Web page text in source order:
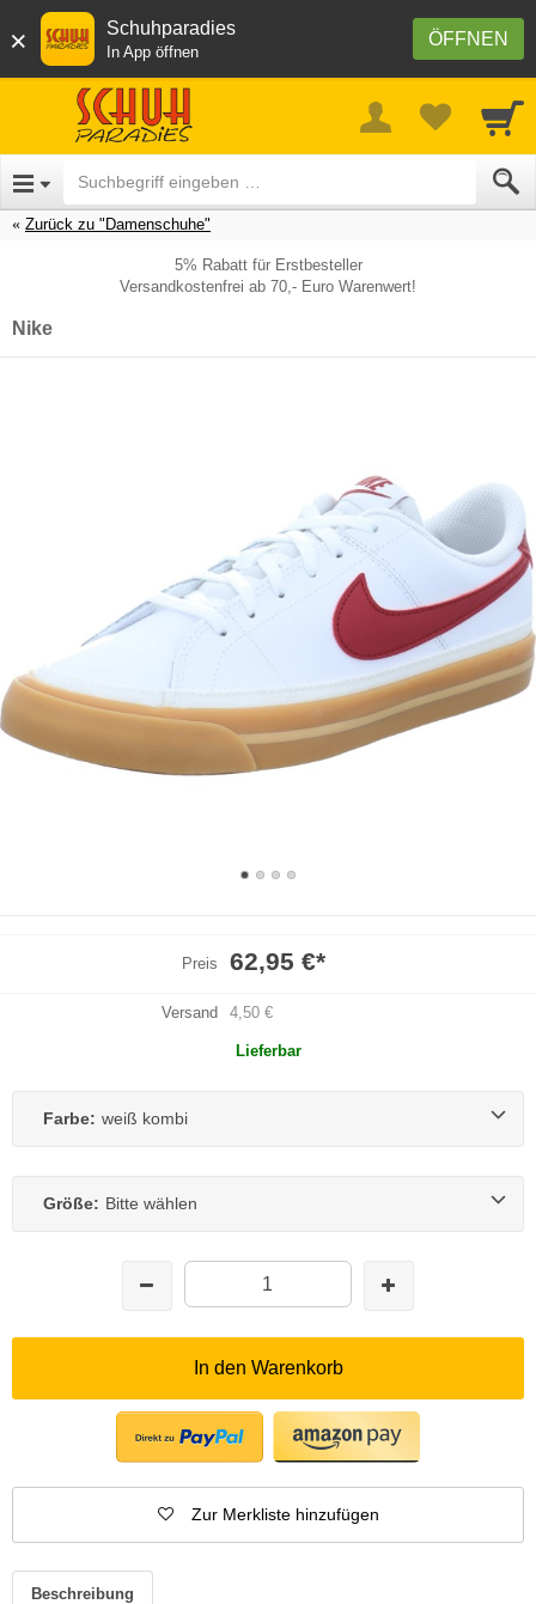
× ÖFFNEN
Schuhparadies
In App öffnen
Zurück zu "Damenschuhe"
5% Rabatt für Erstbesteller
Versandkostenfrei ab 70,- Euro Warenwert!
Nike
Preis 62,95 €*
Versand 4,50 €
Lieferbar
Farbe: weiß kombi
Größe: Bitte wählen
In den Warenkorb
Zur Merkliste hinzufügen
Beschreibung